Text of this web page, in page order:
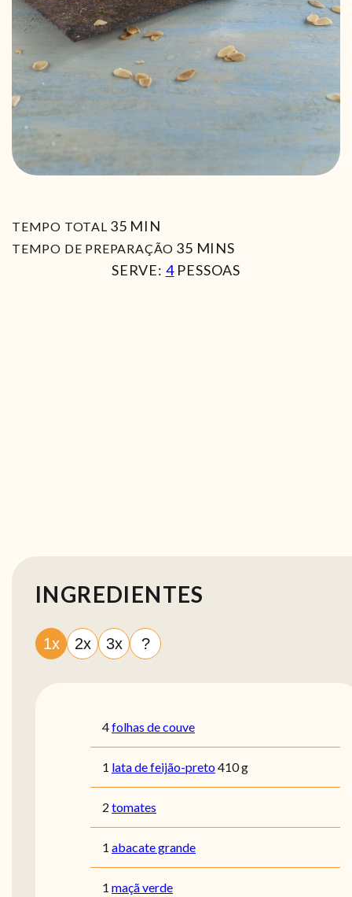
TEMPO TOTAL 35MIN
MIN
TEMPO DE PREPARAÇÃO 35MIN
MINS
SERVE: 4 PESSOAS
INGREDIENTES
1x 2x 3x ?
4folhas de couve
1 lata de feijão-preto410 g
2 tomates
1 abacate grande
1 maçã verde